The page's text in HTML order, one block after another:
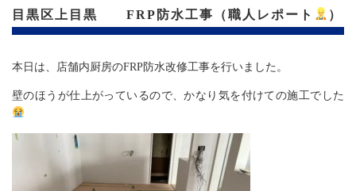
目黒区上目黒 FRP防水工事（職人レポート ）
本日は、店舗内厨房のFRP防水改修工事を行いました。
壁のほうが仕上がっているので、かなり気を付けての施工でした